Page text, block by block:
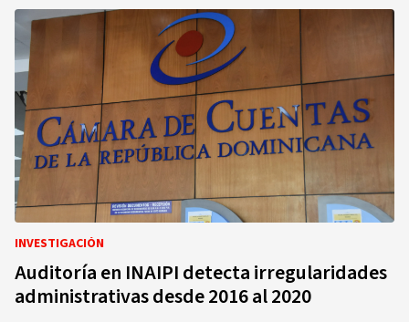
INVESTIGACIÓN
Auditoría en INAIPI detecta irregularidades
administrativas desde 2016 al 2020